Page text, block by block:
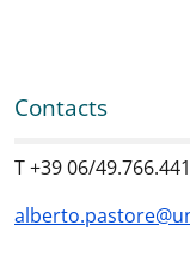
Contacts
T +39 06/49.766.441